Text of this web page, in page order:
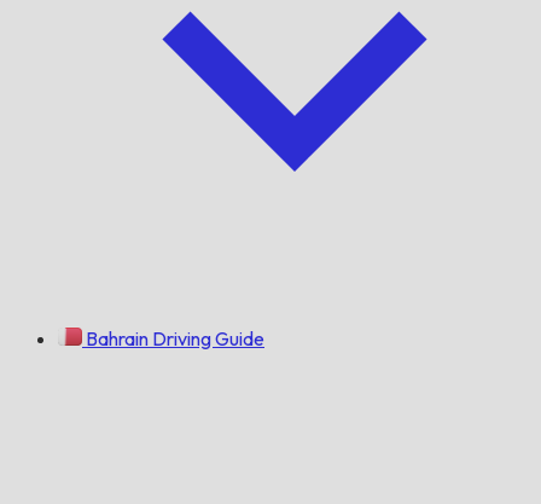
Bahrain Driving Guide